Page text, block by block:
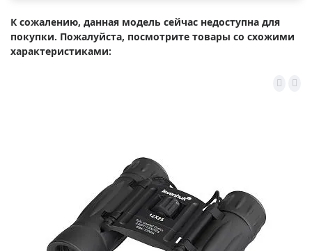
К сожалению, данная модель сейчас недоступна для
покупки. Пожалуйста, посмотрите товары со схожими
характеристиками: